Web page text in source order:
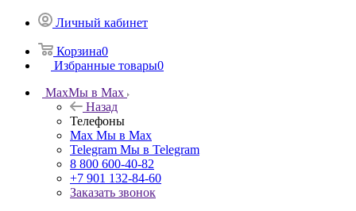
Личный кабинет
Корзина0
Избранные товары0
MaxМы в Max
Назад
Телефоны
Max Мы в Max
Telegram Мы в Telegram
8 800 600-40-82
+7 901 132-84-60
Заказать звонок